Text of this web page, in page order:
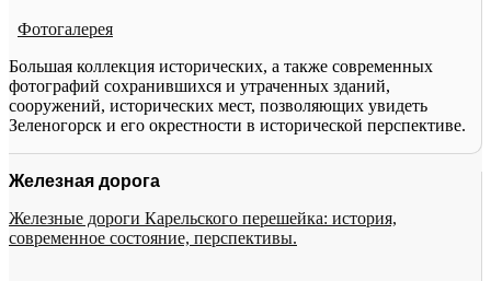
Фотогалерея
Большая коллекция исторических, а также современных
фотографий сохранившихся и утраченных зданий,
сооружений, исторических мест, позволяющих увидеть
Зеленогорск и его окрестности в исторической перспективе.
Железная дорога
Железные дороги Карельского перешейка: история,
современное состояние, перспективы.